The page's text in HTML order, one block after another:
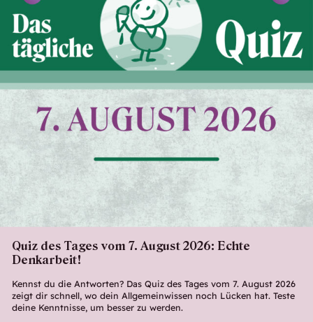
Quiz des Tages vom 7. August 2026: Echte
Denkarbeit!
Kennst du die Antworten? Das Quiz des Tages vom 7. August 2026
zeigt dir schnell, wo dein Allgemeinwissen noch Lücken hat. Teste
deine Kenntnisse, um besser zu werden.